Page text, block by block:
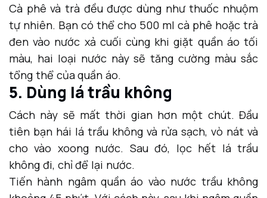
Cà phê và trà đều được dùng như thuốc nhuộm
tự nhiên. Bạn có thể cho 500 ml cà phê hoặc trà
đen vào nước xả cuối cùng khi giặt quần áo tối
màu, hai loại nước này sẽ tăng cường màu sắc
tổng thể của quần áo.
5. Dùng lá trầu không
Cách này sẽ mất thời gian hơn một chút. Đầu
tiên bạn hái lá trầu không và rửa sạch, vò nát và
cho vào xoong nước. Sau đó, lọc hết lá trầu
không đi, chỉ để lại nước.
Tiến hành ngâm quần áo vào nước trầu không